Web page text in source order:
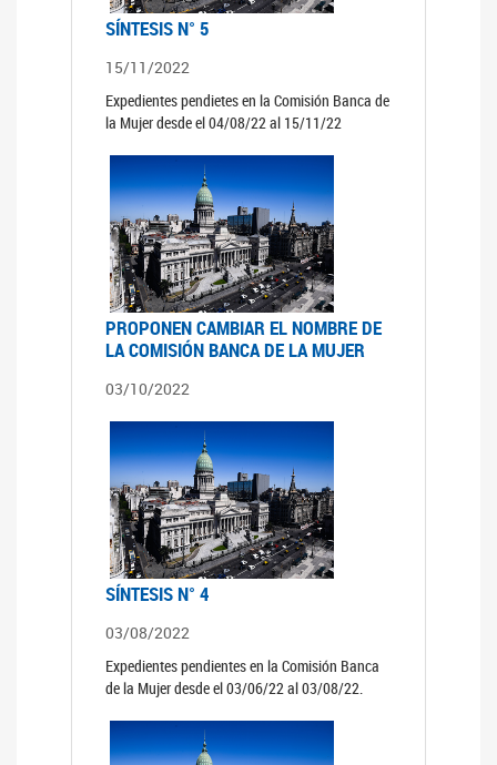
SÍNTESIS N° 5
15/11/2022
Expedientes pendietes en la Comisión Banca de
la Mujer desde el 04/08/22 al 15/11/22
PROPONEN CAMBIAR EL NOMBRE DE
LA COMISIÓN BANCA DE LA MUJER
03/10/2022
SÍNTESIS N° 4
03/08/2022
Expedientes pendientes en la Comisión Banca
de la Mujer desde el 03/06/22 al 03/08/22.